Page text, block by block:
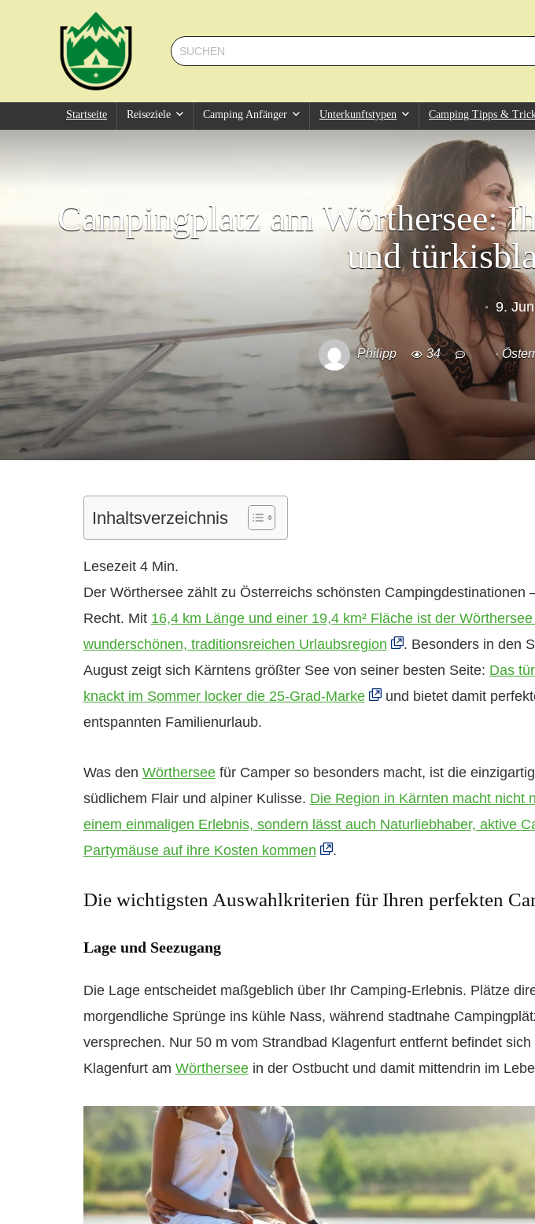
Startseite Reiseziele Camping Anfänger Unterkunftstypen Camping Tipps &
Campingplatz am Wörthersee:
und
9.
Philipp 34
Inhaltsverzeichnis
Der Wörthersee zählt zu Österreichs schönsten Campingdestinationen
Recht. Mit 16,4 km Länge und einer 19,4 km² Fläche ist der
wunderschönen, traditionsreichen Urlaubsregion
. Besonders in den
August zeigt sich Kärntens größter See von seiner besten Seite: Das
knackt im Sommer locker die 25-Grad-Marke
und bietet damit
entspannten Familienurlaub.
Was den Wörtherseefür Camper so besonders macht, ist die
südlichem Flair und alpiner Kulisse. Die Region in Kärnten macht nicht
einem einmaligen Erlebnis, sondern lässt auch Naturliebhaber, aktive
Partymäuse auf ihre Kosten kommen
.
Die wichtigsten Auswahlkriterien für Ihren perfekten
Lage und Seezugang
Die Lage entscheidet maßgeblich über Ihr Camping-Erlebnis. Plätze
morgendliche Sprünge ins kühle Nass, während stadtnahe
versprechen. Nur 50 m vom Strandbad Klagenfurt entfernt befindet
Klagenfurt am Wörtherseein der Ostbucht und damit mittendrin im